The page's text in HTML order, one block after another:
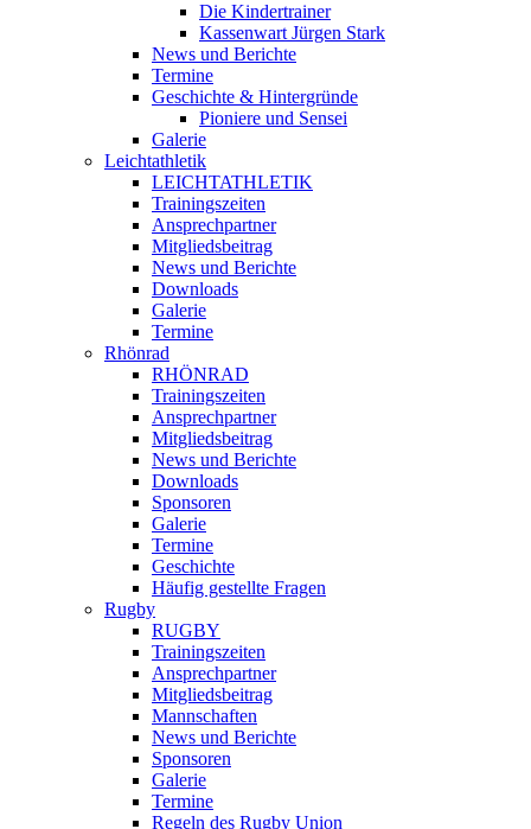
Die Kindertrainer
Kassenwart Jürgen Stark
News und Berichte
Termine
Geschichte & Hintergründe
Pioniere und Sensei
Galerie
Leichtathletik
LEICHTATHLETIK
Trainingszeiten
Ansprechpartner
Mitgliedsbeitrag
News und Berichte
Downloads
Galerie
Termine
Rhönrad
RHÖNRAD
Trainingszeiten
Ansprechpartner
Mitgliedsbeitrag
News und Berichte
Downloads
Sponsoren
Galerie
Termine
Geschichte
Häufig gestellte Fragen
Rugby
RUGBY
Trainingszeiten
Ansprechpartner
Mitgliedsbeitrag
Mannschaften
News und Berichte
Sponsoren
Galerie
Termine
Regeln des Rugby Union